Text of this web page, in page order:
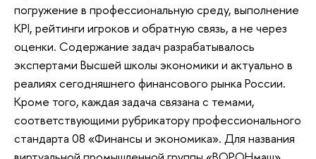
погружение в профессиональную среду, выполнение
KPI, рейтинги игроков и обратную связь, а не через
оценки. Содержание задач разрабатывалось
экспертами Высшей школы экономики и актуально в
реалиях сегодняшнего финансового рынка России.
Кроме того, каждая задача связана с темами,
соответствующими рубрикатору профессионального
стандарта 08 «Финансы и экономика». Для названия